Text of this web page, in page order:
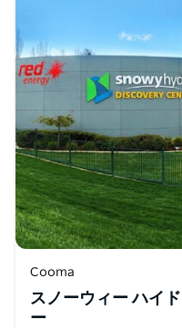
Cooma
スノーウィー ハイ
ー